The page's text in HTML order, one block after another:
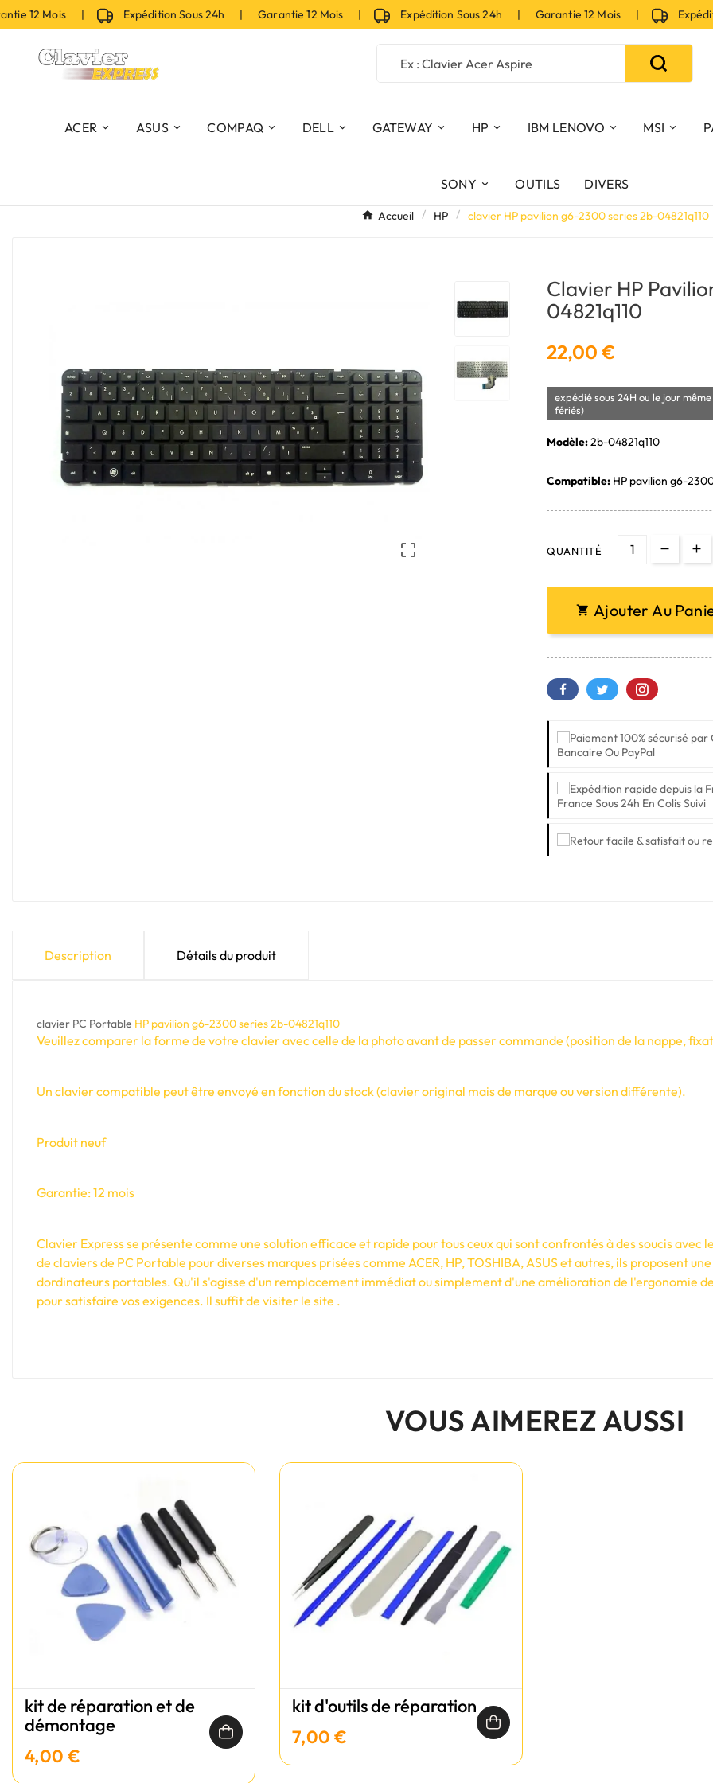
12 Mois | Expédition Sous 24h | Garantie 12 Mois | Expédition Sous 24h | Garantie 12 Mois |
ACER ASUS COMPAQ DELL GATEWAY HP IBM LENOVO MSI
SONY OUTILS DIVERS
Accueil HP clavier HP pavilion g6-2300 series 2b-04821q110

Clavier HP
04821q110
22,00 €
expédié sous 24H ou le jour
fériés)
Modèle:2b-04821q110
Compatible: HP pavilion g6-
QUANTITÉ
 Ajouter Au
Bancaire Ou PayPal
France Sous 24h En Colis Suivi
Description Détails du produit
clavier PC Portable HP pavilion g6-2300 series 2b-04821q110
Veuillez comparer la forme de votre clavier avec celle de la photo avant de passer commande (position de la nappe,
Un clavier compatible peut être envoyé en fonction du stock (clavier original mais de marque ou version différente).
Produit neuf
Garantie: 12 mois
Clavier Express se présente comme une solution efficace et rapide pour tous ceux qui sont confrontés à des soucis
de claviers de PC Portable pour diverses marques prisées comme ACER, HP, TOSHIBA, ASUS et autres, ils proposent
dordinateurs portables. Qu'il s'agisse d'un remplacement immédiat ou simplement d'une amélioration de l'ergonomie
pour satisfaire vos exigences. Il suffit de visiter le site .
VOUS AIMEREZ AUSSI
kit de réparation et de
démontage
4,00 €
kit d'outils de réparation
7,00 €